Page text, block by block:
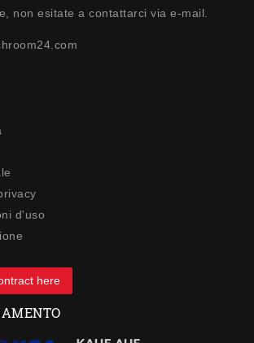
non esitate a contattarci via e-mail.
d'uso
here